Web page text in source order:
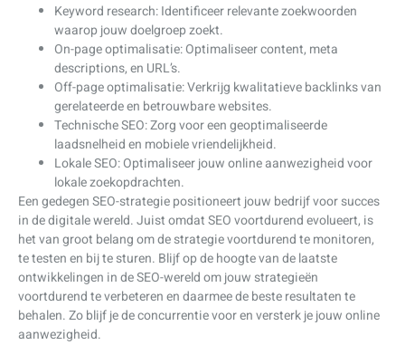
Keyword research: Identificeer relevante zoekwoorden
waarop jouw doelgroep zoekt.
On-page optimalisatie: Optimaliseer content, meta
descriptions, en URL’s.
Off-page optimalisatie: Verkrijg kwalitatieve backlinks van
gerelateerde en betrouwbare websites.
Technische SEO: Zorg voor een geoptimaliseerde
laadsnelheid en mobiele vriendelijkheid.
Lokale SEO: Optimaliseer jouw online aanwezigheid voor
lokale zoekopdrachten.
Een gedegen SEO-strategie positioneert jouw bedrijf voor succes
in de digitale wereld. Juist omdat SEO voortdurend evolueert, is
het van groot belang om de strategie voortdurend te monitoren,
te testen en bij te sturen. Blijf op de hoogte van de laatste
ontwikkelingen in de SEO-wereld om jouw strategieën
voortdurend te verbeteren en daarmee de beste resultaten te
behalen. Zo blijf je de concurrentie voor en versterk je jouw online
aanwezigheid.